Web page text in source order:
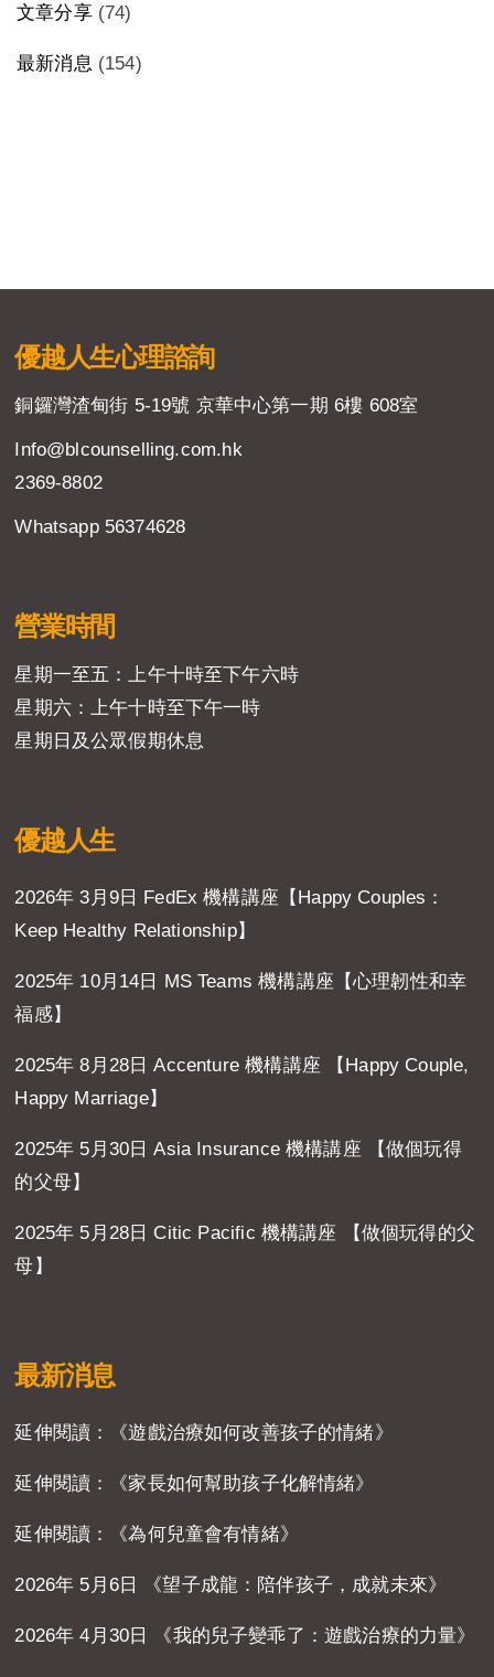
文章分享(74)
最新消息 (154)
優越人生心理諮詢
銅鑼灣渣甸街 5-19號 京華中心第一期 6樓 608室
Info@blcounselling.com.hk
2369-8802
Whatsapp 56374628
營業時間
星期一至五：上午十時至下午六時
星期六：上午十時至下午一時
星期日及公眾假期休息
優越人生
2026年 3月9日 FedEx 機構講座【Happy Couples：
Keep Healthy Relationship】
2025年 10月14日 MS Teams 機構講座【心理韌性和幸
福感】
2025年 8月28日 Accenture 機構講座 【Happy Couple,
Happy Marriage】
2025年 5月30日 Asia Insurance 機構講座 【做個玩得
的父母】
2025年 5月28日 Citic Pacific 機構講座 【做個玩得的父
母】
最新消息
延伸閱讀：《遊戲治療如何改善孩子的情緒》
延伸閱讀：《家長如何幫助孩子化解情緒》
延伸閱讀：《為何兒童會有情緒》
2026年 5月6日 《望子成龍：陪伴孩子，成就未來》
2026年 4月30日 《我的兒子變乖了：遊戲治療的力量》